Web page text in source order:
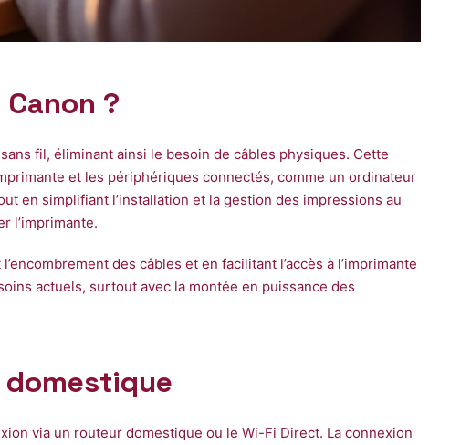
?
fil, éliminant ainsi le besoin de câbles physiques. Cette
et les périphériques connectés, comme un ordinateur
en simplifiant l’installation et la gestion des impressions au
l’imprimante.
des câbles et en facilitant l’accès à l’imprimante
actuels, surtout avec la montée en puissance des
domestique
via un routeur domestique ou le Wi-Fi Direct. La connexion